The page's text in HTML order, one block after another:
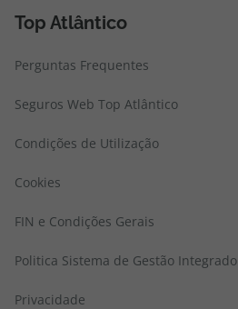
Top Atlântico
Perguntas Frequentes
Seguros Web Top Atlântico
Condições de Utilização
Cookies
FIN e Condições Gerais
Politica Sistema de Gestão Integrado
Privacidade